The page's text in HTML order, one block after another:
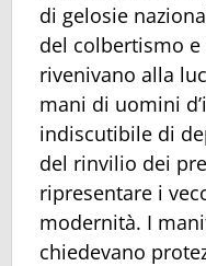
di gelosie
del colbertismo
rivenivano alla
mani di uomini
indiscutibile di
del rinvilio dei
ripresentare i
modernità. I
chiedevano